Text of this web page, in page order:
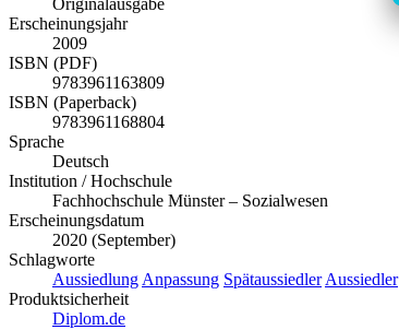
Originalausgabe
Erscheinungsjahr
2009
ISBN (PDF)
9783961163809
ISBN (Paperback)
9783961168804
Sprache
Deutsch
Institution / Hochschule
Fachhochschule Münster – Sozialwesen
Erscheinungsdatum
2020 (September)
Schlagworte
Aussiedlung Anpassung Spätaussiedler Aussiedler
Produktsicherheit
Diplom.de